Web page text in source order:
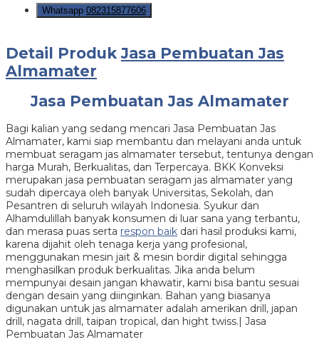
Whatsapp 082315877606
Detail ProdukJasa Pembuatan Jas
Almamater
Jasa Pembuatan Jas Almamater
Bagi kalian yang sedang mencari Jasa Pembuatan Jas
Almamater, kami siap membantu dan melayani anda untuk
membuat seragam jas almamater tersebut, tentunya dengan
harga Murah, Berkualitas, dan Terpercaya. BKK Konveksi
merupakan jasa pembuatan seragam jas almamater yang
sudah dipercaya oleh banyak Universitas, Sekolah, dan
Pesantren di seluruh wilayah Indonesia. Syukur dan
Alhamdulillah banyak konsumen di luar sana yang terbantu,
dan merasa puas serta respon baik dari hasil produksi kami,
karena dijahit oleh tenaga kerja yang profesional,
menggunakan mesin jait & mesin bordir digital sehingga
menghasilkan produk berkualitas. Jika anda belum
mempunyai desain jangan khawatir, kami bisa bantu sesuai
dengan desain yang diinginkan. Bahan yang biasanya
digunakan untuk jas almamater adalah amerikan drill, japan
drill, nagata drill, taipan tropical, dan hight twiss.| Jasa
Pembuatan Jas Almamater